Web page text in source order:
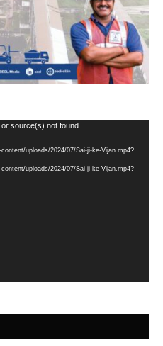
source(s) not found
uploads/2024/07/Sai-ji-ke-Vijan.mp4?
uploads/2024/07/Sai-ji-ke-Vijan.mp4?